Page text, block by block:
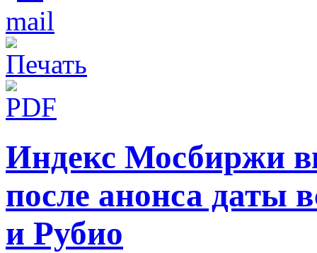
Индекс Мосбиржи
после анонса даты
и Рубио